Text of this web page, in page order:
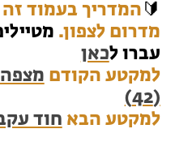
ארץ אהבתי – קבוצות
🔰 המדריך בעמוד זה
מדרום לצפון.
עברו לכאן
למקטע הקודם מצפה
(42)
למקטע הבא חוד עקב